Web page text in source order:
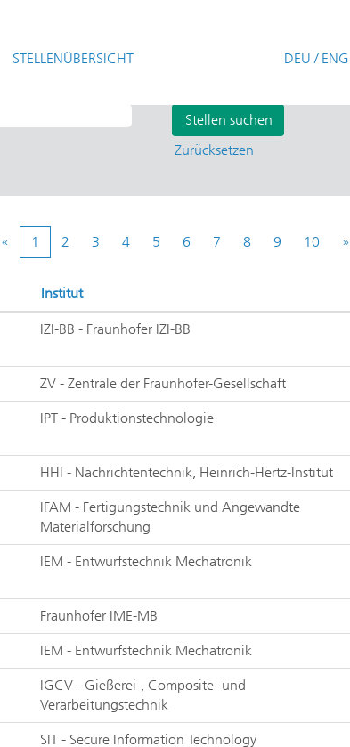
STELLENÜBERSICHT DEU / ENG
Zurücksetzen
« 1 2 3 4 5 6 7 8 9 10 »
Institut
IZI-BB - Fraunhofer IZI-BB
ZV - Zentrale der Fraunhofer-Gesellschaft
IPT - Produktionstechnologie
HHI - Nachrichtentechnik, Heinrich-Hertz-Institut
IFAM - Fertigungstechnik und Angewandte
Materialforschung
IEM - Entwurfstechnik Mechatronik
Fraunhofer IME-MB
IEM - Entwurfstechnik Mechatronik
IGCV - Gießerei-, Composite- und
Verarbeitungstechnik
SIT - Secure Information Technology